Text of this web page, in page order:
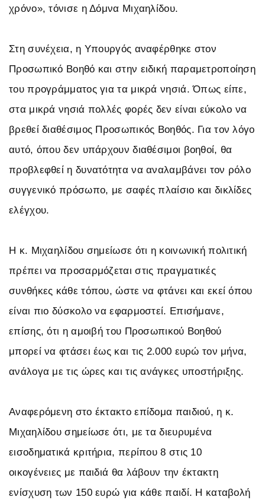
χρόνο», τόνισε η Δόμνα Μιχαηλίδου.
Στη συνέχεια, η Υπουργός αναφέρθηκε στον
Προσωπικό Βοηθό και στην ειδική παραμετροποίηση
του προγράμματος για τα μικρά νησιά. Όπως είπε,
στα μικρά νησιά πολλές φορές δεν είναι εύκολο να
βρεθεί διαθέσιμος Προσωπικός Βοηθός. Για τον λόγο
αυτό, όπου δεν υπάρχουν διαθέσιμοι βοηθοί, θα
προβλεφθεί η δυνατότητα να αναλαμβάνει τον ρόλο
συγγενικό πρόσωπο, με σαφές πλαίσιο και δικλίδες
ελέγχου.
Η κ. Μιχαηλίδου σημείωσε ότι η κοινωνική πολιτική
πρέπει να προσαρμόζεται στις πραγματικές
συνθήκες κάθε τόπου, ώστε να φτάνει και εκεί όπου
είναι πιο δύσκολο να εφαρμοστεί. Επισήμανε,
επίσης, ότι η αμοιβή του Προσωπικού Βοηθού
μπορεί να φτάσει έως και τις 2.000 ευρώ τον μήνα,
ανάλογα με τις ώρες και τις ανάγκες υποστήριξης.
Αναφερόμενη στο έκτακτο επίδομα παιδιού, η κ.
Μιχαηλίδου σημείωσε ότι, με τα διευρυμένα
εισοδηματικά κριτήρια, περίπου 8 στις 10
οικογένειες με παιδιά θα λάβουν την έκτακτη
ενίσχυση των 150 ευρώ για κάθε παιδί. Η καταβολή